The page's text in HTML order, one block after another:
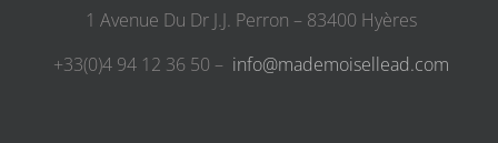
1 Avenue Du Dr J.J. Perron – 83400 Hyères
+33(0)4 94 12 36 50 – info@mademoisellead.com